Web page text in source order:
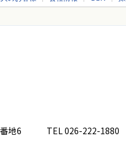
地6 TEL 026-222-1880